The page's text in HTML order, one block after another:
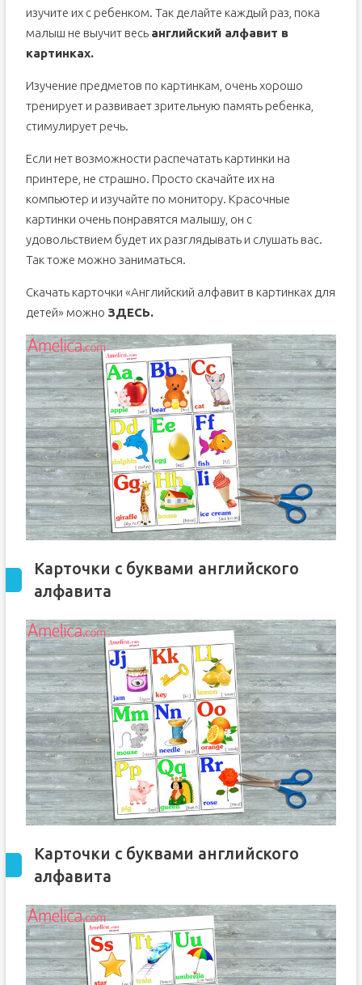
изучите их с ребенком. Так делайте каждый раз, пока
малыш не выучит весь английский алфавит в
картинках.
Изучение предметов по картинкам, очень хорошо
тренирует и развивает зрительную память ребенка,
стимулирует речь.
Если нет возможности распечатать картинки на
принтере, не страшно. Просто скачайте их на
компьютер и изучайте по монитору. Красочные
картинки очень понравятся малышу, он с
удовольствием будет их разглядывать и слушать вас.
Так тоже можно заниматься.
Скачать карточки «Английский алфавит в картинках для
детей» можно ЗДЕСЬ.
Карточки с буквами английского
алфавита
Карточки с буквами английского
алфавита